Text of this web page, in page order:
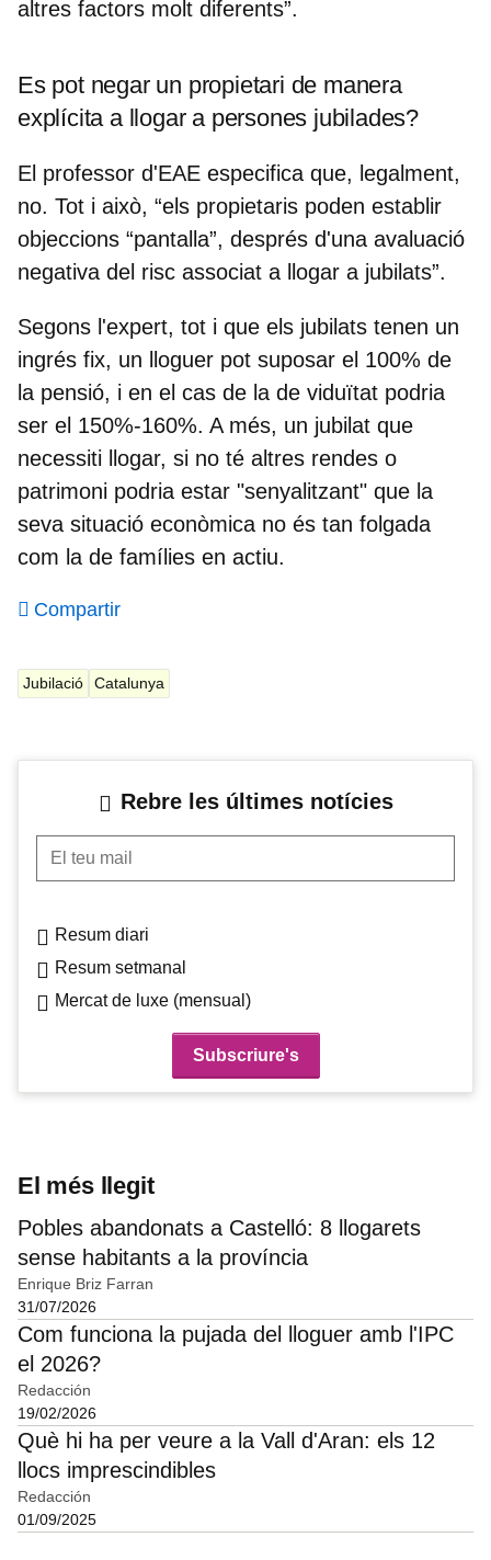
altres factors molt diferents”.
Es pot negar un propietari de manera
explícita a llogar a persones jubilades?
El professor d'EAE especifica que, legalment,
no. Tot i això, “els propietaris poden establir
objeccions “pantalla”, després d'una avaluació
negativa del risc associat a llogar a jubilats”.
Segons l'expert, tot i que els jubilats tenen un
ingrés fix, un lloguer pot suposar el 100% de
la pensió, i en el cas de la de viduïtat podria
ser el 150%-160%. A més, un jubilat que
necessiti llogar, si no té altres rendes o
patrimoni podria estar "senyalitzant" que la
seva situació econòmica no és tan folgada
com la de famílies en actiu.
Compartir
Jubilació Catalunya
Rebre les últimes notícies
El teu mail
Resum diari
Resum setmanal
Mercat de luxe (mensual)
El més llegit
Pobles abandonats a Castelló: 8 llogarets
sense habitants a la província
Enrique Briz Farran
31/07/2026
Com funciona la pujada del lloguer amb l'IPC
el 2026?
Redacción
19/02/2026
Què hi ha per veure a la Vall d'Aran: els 12
llocs imprescindibles
Redacción
01/09/2025